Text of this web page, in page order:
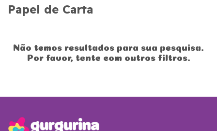
Papel de Carta
Não temos resultados para sua pesquisa.
Por favor, tente com outros filtros.